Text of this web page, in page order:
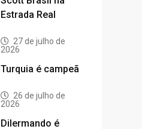
Estrada Real
27 de julho de
2026
Turquia é campeã
26 de julho de
2026
Dilermando é